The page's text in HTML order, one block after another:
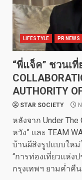
LIFESTYLE PR NEWS
“พี่แจ็ค” ชวนเที่
AUTHORITY
STAR SOCIETY
หลังจาก Under
หวัง” และ TEAM
บ้านผีสิงรูปแบบให
“การท่องเที่ยวแห่ง
กรุงเทพฯ ยามค่ำคืน